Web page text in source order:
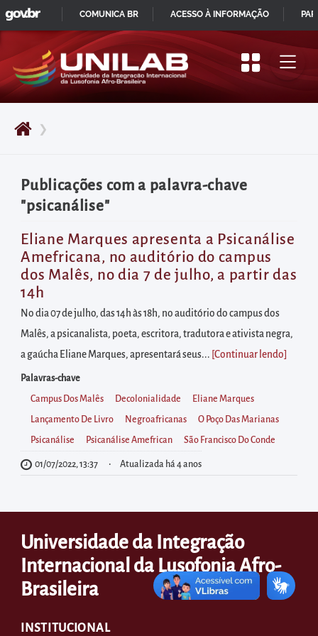
Pular
para
início
do
principal
Acessar
diretamente
o
menu
principal
Acessar
diretamente
à
área
para
realizar
buscas
internas
Acessar
postas
no
rodapé
❯
Publicações com a palavra-chave
"psicanálise"
Eliane Marques apresenta a Psicanálise
Amefricana, no auditório do campus
dos Malês, no dia 7 de julho, a partir das
14h
No dia 07 de julho, das 14h às 18h, no auditório do campus dos
Malês, a psicanalista, poeta, escritora, tradutora e ativista negra,
a gaúcha Eliane Marques, apresentará seus... [Continuar lendo
Palavras-chave
Campus Dos Malês Decolonialidade Eliane Marques
Lançamento De Livro Negroafricanas O Poço Das Marianas
Psicanálise Psicanálise Amefrican São Francisco Do Conde
01/07/2022, 13:37 Atualizada há 4 anos
Universidade da Integração
Internacional da Lusofonia Afro-
Brasileira
INSTITUCIONAL
IR
PARA
CONTEÚDO
GOVBR
COMUNICA BR ACESSO À INFORMAÇÃO